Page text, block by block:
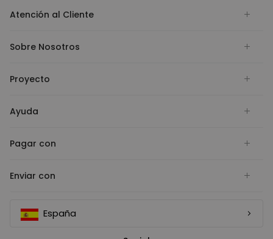
Atención al Cliente
Sobre Nosotros
Proyecto
Ayuda
Pagar con
Enviar con
España